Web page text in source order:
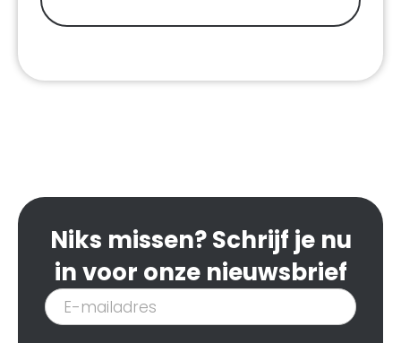
Niks missen? Schrijf je nu
in voor onze nieuwsbrief
Inschrijven
nieuwsbrief